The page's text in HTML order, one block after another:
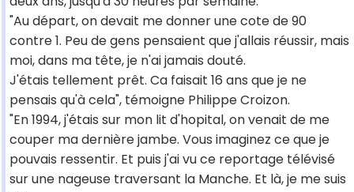
"Au départ, on devait me donner une cote de 90
contre 1. Peu de gens pensaient que j'allais réussir, mais
moi, dans ma tête, je n'ai jamais douté.
J'étais tellement prêt. Ca faisait 16 ans que je ne
pensais qu'à cela", témoigne Philippe Croizon.
"En 1994, j'étais sur mon lit d'hopital, on venait de me
couper ma dernière jambe. Vous imaginez ce que je
pouvais ressentir. Et puis j'ai vu ce reportage télévisé
sur une nageuse traversant la Manche. Et là, je me suis